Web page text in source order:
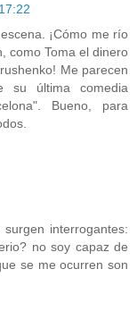
¡Cómo me río
como Toma el dinero
Me parecen
su última comedia
Bueno, para
interrogantes:
no soy capaz de
se me ocurren son